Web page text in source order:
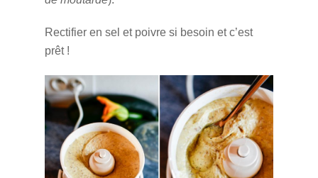
Rectifier en sel et poivre si besoin et c’est
prêt !